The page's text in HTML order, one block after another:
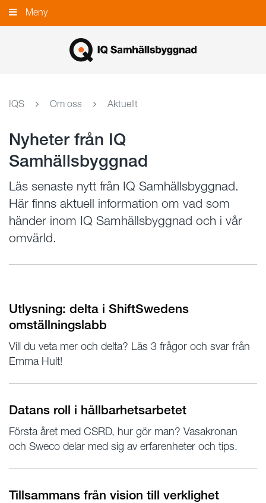
Gå
till
Meny
IQS Om oss Aktuellt
Nyheter från IQ
Samhällsbyggnad
Läs senaste nytt från IQ Samhällsbyggnad.
Här finns aktuell information om vad som
händer inom IQ Samhällsbyggnad och i vår
omvärld.
Utlysning: delta i ShiftSwedens
omställningslabb
Vill du veta mer och delta? Läs 3 frågor och svar från
Emma Hult!
Datans roll i hållbarhetsarbetet
Första året med CSRD, hur gör man? Vasakronan
och Sweco delar med sig av erfarenheter och tips.
Tillsammans från vision till verklighet